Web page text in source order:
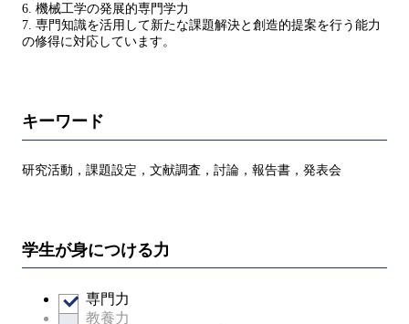
6. 機械⼯学の発展的専門学⼒
7. 専門知識を活⽤して新たな課題解決と創造的提案を⾏う能⼒
の修得に対応しています。
キーワード
研究活動，課題設定，⽂献調査，討論，報告書，発表会
学生が身につける力
専門力
教養力